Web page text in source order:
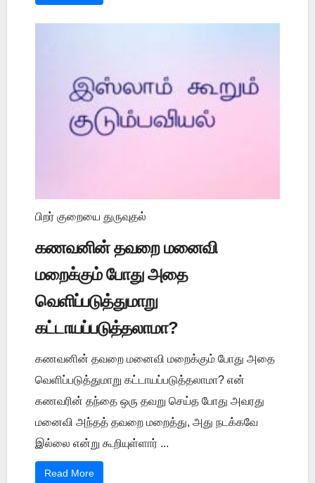
பிறர் குறையை துருவுதல்
கணவனின் தவறை மனைவி
மறைக்கும் போது அதை
வெளிப்படுத்துமாறு
கட்டாயப்படுத்தலாமா?
கணவனின் தவறை மனைவி மறைக்கும் போது அதை
வெளிப்படுத்துமாறு கட்டாயப்படுத்தலாமா? என்
கணவரின் தந்தை ஒரு தவறு செய்த போது அவரது
மனைவி அந்தத் தவறை மறைத்து, அது நடக்கவே
இல்லை என்று கூறியுள்ளார் ...
Read More